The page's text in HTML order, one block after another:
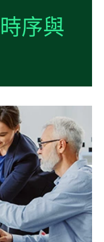
時序與